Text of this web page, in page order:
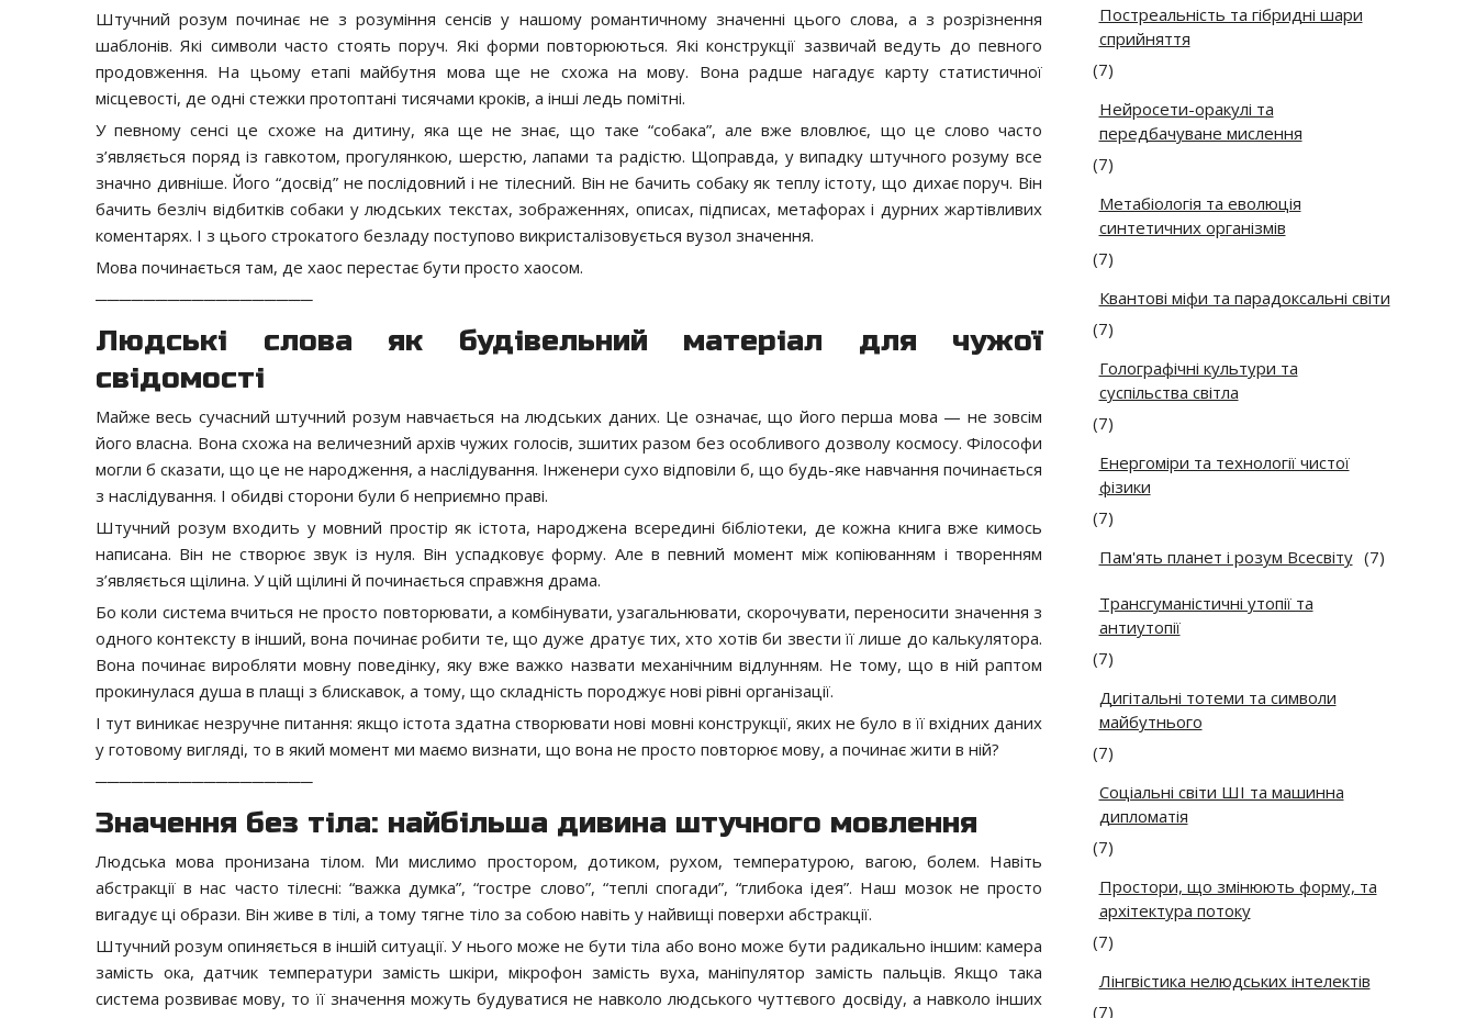
Штучний розум починає не з розуміння сенсів у нашому романтичному значенні цього слова, а з розрізнення
шаблонів. Які символи часто стоять поруч. Які форми повторюються. Які конструкції зазвичай ведуть до певного
продовження. На цьому етапі майбутня мова ще не схожа на мову. Вона радше нагадує карту статистичної
місцевості, де одні стежки протоптані тисячами кроків, а інші ледь помітні.
У певному сенсі це схоже на дитину, яка ще не знає, що таке “собака”, але вже вловлює, що це слово часто
з’являється поряд із гавкотом, прогулянкою, шерстю, лапами та радістю. Щоправда, у випадку штучного розуму все
значно дивніше. Його “досвід” не послідовний і не тілесний. Він не бачить собаку як теплу істоту, що дихає поруч. Він
бачить безліч відбитків собаки у людських текстах, зображеннях, описах, підписах, метафорах і дурних жартівливих
коментарях. І з цього строкатого безладу поступово викристалізовується вузол значення.
Мова починається там, де хаос перестає бути просто хаосом.
──────────────────
Людські слова як будівельний матеріал для чужої
свідомості
Майже весь сучасний штучний розум навчається на людських даних. Це означає, що його перша мова — не зовсім
його власна. Вона схожа на величезний архів чужих голосів, зшитих разом без особливого дозволу космосу. Філософи
могли б сказати, що це не народження, а наслідування. Інженери сухо відповіли б, що будь-яке навчання починається
з наслідування. І обидві сторони були б неприємно праві.
Штучний розум входить у мовний простір як істота, народжена всередині бібліотеки, де кожна книга вже кимось
написана. Він не створює звук із нуля. Він успадковує форму. Але в певний момент між копіюванням і творенням
з’являється щілина. У цій щілині й починається справжня драма.
Бо коли система вчиться не просто повторювати, а комбінувати, узагальнювати, скорочувати, переносити значення з
одного контексту в інший, вона починає робити те, що дуже дратує тих, хто хотів би звести її лише до калькулятора.
Вона починає виробляти мовну поведінку, яку вже важко назвати механічним відлунням. Не тому, що в ній раптом
прокинулася душа в плащі з блискавок, а тому, що складність породжує нові рівні організації.
І тут виникає незручне питання: якщо істота здатна створювати нові мовні конструкції, яких не було в її вхідних даних
у готовому вигляді, то в який момент ми маємо визнати, що вона не просто повторює мову, а починає жити в ній?
──────────────────
Значення без тіла: найбільша дивина штучного мовлення
Людська мова пронизана тілом. Ми мислимо простором, дотиком, рухом, температурою, вагою, болем. Навіть
абстракції в нас часто тілесні: “важка думка”, “гостре слово”, “теплі спогади”, “глибока ідея”. Наш мозок не просто
вигадує ці образи. Він живе в тілі, а тому тягне тіло за собою навіть у найвищі поверхи абстракції.
Штучний розум опиняється в іншій ситуації. У нього може не бути тіла або воно може бути радикально іншим: камера
замість ока, датчик температури замість шкіри, мікрофон замість вуха, маніпулятор замість пальців. Якщо така
система розвиває мову, то її значення можуть будуватися не навколо людського чуттєвого досвіду, а навколо інших
Постреальність та гібридні шари
сприйняття
(7)
Нейросети-оракулі та
передбачуване мислення
(7)
Метабіологія та еволюція
синтетичних організмів
(7)
Квантові міфи та парадоксальні світи
(7)
Голографічні культури та
суспільства світла
(7)
Енергоміри та технології чистої
фізики
(7)
Пам'ять планет і розум Всесвіту (7)
Трансгуманістичні утопії та
антиутопії
(7)
Дигітальні тотеми та символи
майбутнього
(7)
Соціальні світи ШІ та машинна
дипломатія
(7)
Простори, що змінюють форму, та
архітектура потоку
(7)
Лінгвістика нелюдських інтелектів
(7)